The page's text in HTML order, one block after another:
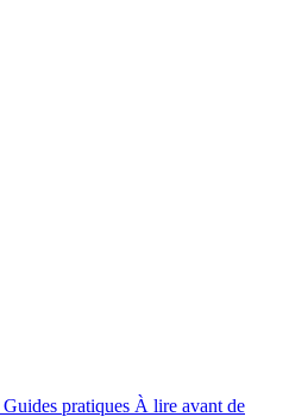
Guides pratiques À lire avant de